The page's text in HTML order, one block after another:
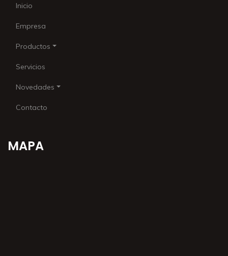
Inicio
Empresa
Productos
Servicios
Novedades
Contacto
MAPA